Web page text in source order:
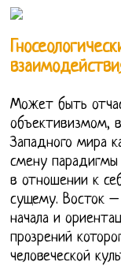
Может быть
объективизмом,
Западного мира
смену парадигмы
в отношении к
сущему. Восток –
начала и
прозрений
человеческой